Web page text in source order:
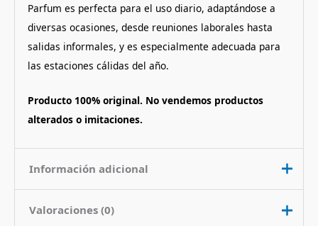
Parfum es perfecta para el uso diario, adaptándose a
diversas ocasiones, desde reuniones laborales hasta
salidas informales, y es especialmente adecuada para
las estaciones cálidas del año.
Producto 100% original. No vendemos productos
alterados o imitaciones.
Información adicional
Contenido
Valoraciones (0)